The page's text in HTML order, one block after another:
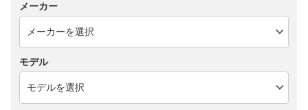
メーカー
モデル